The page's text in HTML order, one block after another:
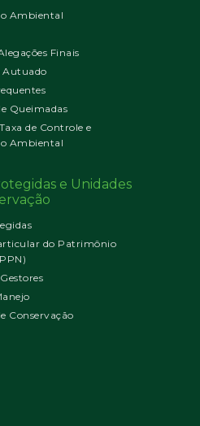
Ambiental
Finais
Autuado
Queimadas
de Controle e
Ambiental
e Unidades
do Patrimônio
Conservação